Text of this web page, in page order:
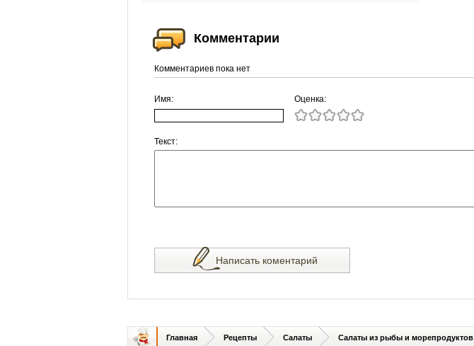
Комментарии
Комментариев пока нет
Имя: Оценка:
Текст:
Написать коментарий
Главная Рецепты Салаты Салаты из рыбы и морепродуктов